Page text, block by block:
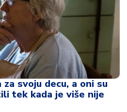
svoju decu, a oni su
tek kada je više nije